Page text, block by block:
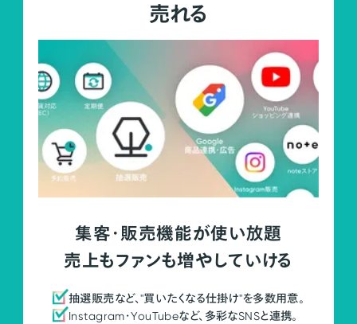
売れる
集客・販売機能が使い放題
売上もファンも増やしていける
抽選販売など、"買いたくなる仕掛け"を多数用意。
Instagram・YouTubeなど、多彩なSNSと連携。